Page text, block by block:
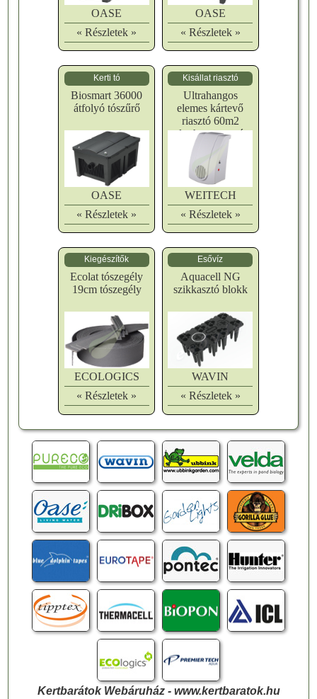
OASE
« Részletek »
OASE
« Részletek »
Kerti tó
Biosmart 36000
átfolyó tószűrő
OASE
« Részletek »
Kisállat riasztó
Ultrahangos
elemes kártevő
riasztó 60m2
ultrahangos egér
riasztó
WEITECH
« Részletek »
Kiegészítők
Ecolat tószegély
19cm tószegély
ECOLOGICS
« Részletek »
Esővíz
Aquacell NG
szikkasztó blokk
WAVIN
« Részletek »
Kertbarátok Webáruház - www.kertbaratok.hu